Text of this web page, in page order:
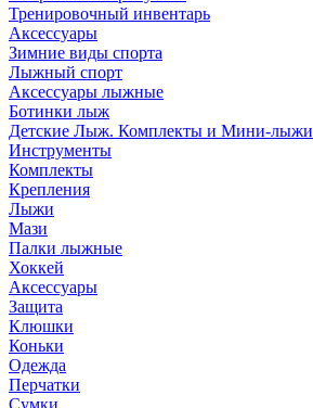
Тренировочный инвентарь
Аксессуары
Зимние виды спорта
Лыжный спорт
Аксессуары лыжные
Ботинки лыж
Детские Лыж. Комплекты и Мини-лыжи
Инструменты
Комплекты
Крепления
Лыжи
Мази
Палки лыжные
Хоккей
Аксессуары
Защита
Клюшки
Коньки
Одежда
Перчатки
Сумки